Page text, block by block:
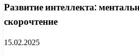
Развитие интеллекта:
скорочтение
15.02.2025